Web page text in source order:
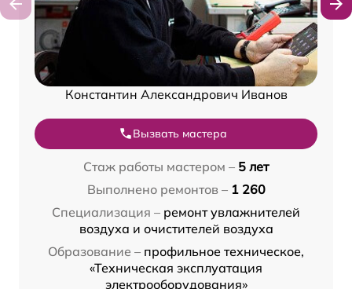
Константин Александрович Иванов
Вызвать мастера
Стаж работы мастером – 5 лет
Выполнено ремонтов – 1 260
Специализация – ремонт увлажнителей
воздуха и очистителей воздуха
Образование – профильное техническое,
«Техническая эксплуатация
электрооборудования»